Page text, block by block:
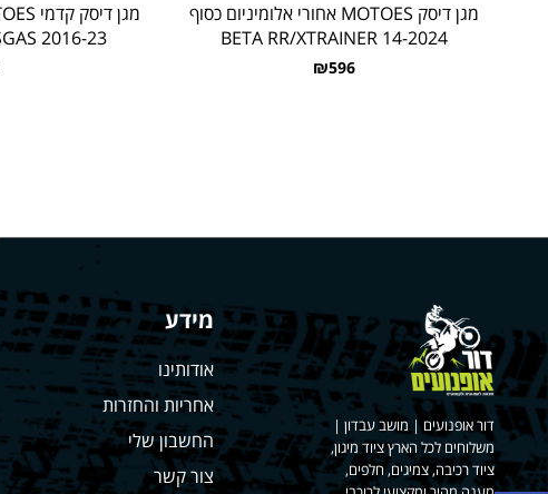
מגן דיסק MOTOES אחורי אלומיניום כסוף
BETA RR/XTRAINER 14-2024
₪596
2016-23 KTM / HUSQ / GASGAS
דור אופנועים | מושב עבדון |
משלוחים לכל הארץ ציוד מיגון,
ציוד רכיבה, צמיגים, חלפים,
מידע
אודותינו
אחריות והחזרות
החשבון שלי
צור קשר